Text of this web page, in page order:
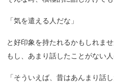
「気を遣える人だな」
と好印象を持たれるかもしれませ
もし、あまり話したことがない人
「そういえば、昔はあんまり話